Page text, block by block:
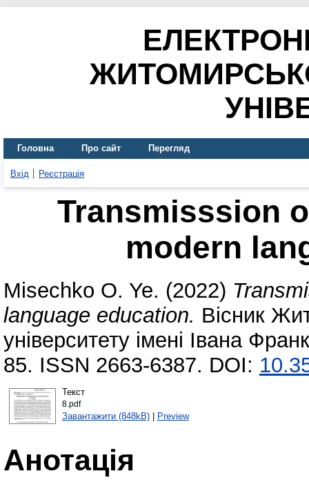
Головна Про сайт Перегляд
Вхід Реєстрація
Transmisssion
modern
Misechko O. Ye. (2022)
language education. Вісник
університету імені Івана
85. ISSN 2663-6387. DOI:
Текст
8.pdf
Завантажити (848kB)| Preview
Анотація